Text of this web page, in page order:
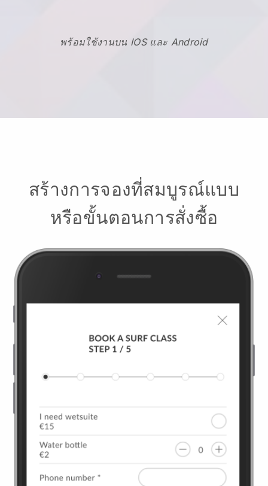
พร้อมใช้งานบน IOS และ Android
สร้างการจองที่สมบูรณ์แบบ
หรือขั้นตอนการสั่งซื้อ